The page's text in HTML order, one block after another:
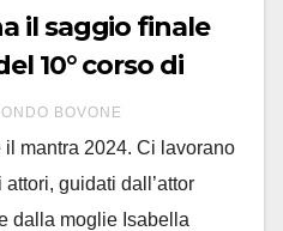
il saggio finale
10° corso di
BOVONE
il mantra 2024. Ci lavorano
guidati dall’attor
dalla moglie Isabella